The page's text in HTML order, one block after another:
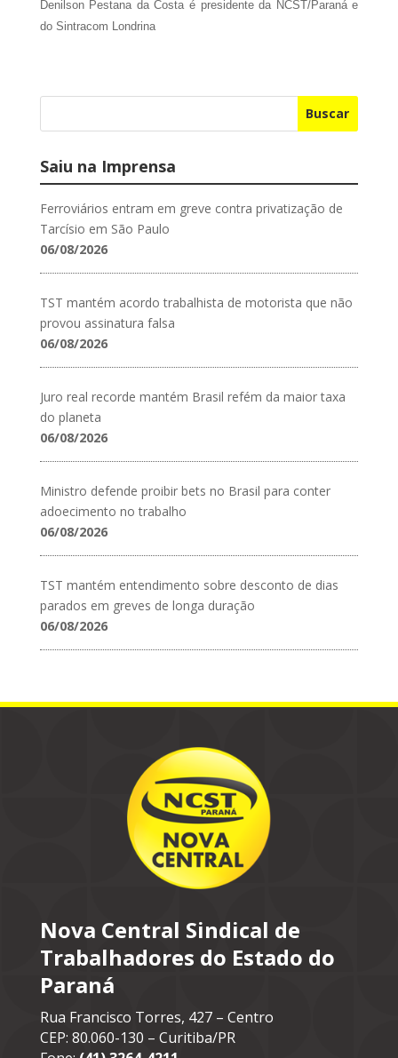
Denilson Pestana da Costa é presidente da NCST/Paraná e
do Sintracom Londrina
Buscar
Saiu na Imprensa
Ferroviários entram em greve contra privatização de
Tarcísio em São Paulo
06/08/2026
TST mantém acordo trabalhista de motorista que não
provou assinatura falsa
06/08/2026
Juro real recorde mantém Brasil refém da maior taxa
do planeta
06/08/2026
Ministro defende proibir bets no Brasil para conter
adoecimento no trabalho
06/08/2026
TST mantém entendimento sobre desconto de dias
parados em greves de longa duração
06/08/2026
Nova Central Sindical de
Trabalhadores do Estado do
Paraná
Rua Francisco Torres, 427 – Centro
CEP: 80.060-130 – Curitiba/PR